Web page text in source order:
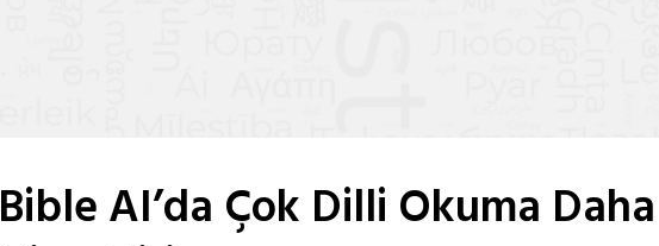
Bible AI’da Çok Dilli Okuma